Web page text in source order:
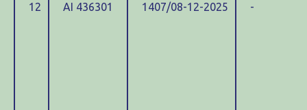
12 ΑΙ 436301 1407/08-12-2025 -